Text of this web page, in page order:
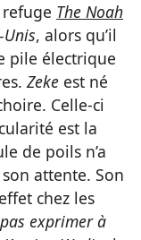
The Noah
Unis, alors qu’il
pile électrique
Zeke est né
Celle-ci
est la
de poils n’a
attente. Son
chez les
exprimer à